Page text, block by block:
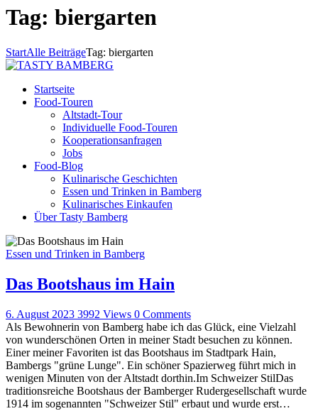
Tag: biergarten
StartAlle BeiträgeTag: biergarten
Startseite
Food-Touren
Altstadt-Tour
Individuelle Food-Touren
Kooperationsanfragen
Jobs
Food-Blog
Kulinarische Geschichten
Essen und Trinken in Bamberg
Kulinarisches Einkaufen
Über Tasty Bamberg
Essen und Trinken in Bamberg
Das Bootshaus im Hain
6. August 2023 3992 Views 0 Comments
Als Bewohnerin von Bamberg habe ich das Glück, eine Vielzahl
von wunderschönen Orten in meiner Stadt besuchen zu können.
Einer meiner Favoriten ist das Bootshaus im Stadtpark Hain,
Bambergs "grüne Lunge". Ein schöner Spazierweg führt mich in
wenigen Minuten von der Altstadt dorthin.Im Schweizer StilDas
traditionsreiche Bootshaus der Bamberger Rudergesellschaft wurde
1914 im sogenannten "Schweizer Stil" erbaut und wurde erst…